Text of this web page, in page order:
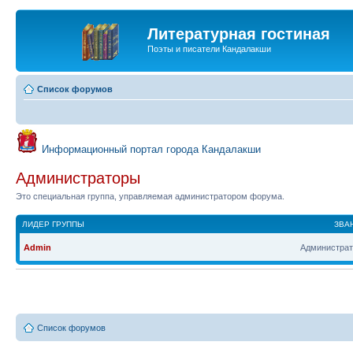
Литературная гостиная
Поэты и писатели Кандалакши
Список форумов
Информационный портал города Кандалакши
Администраторы
Это специальная группа, управляемая администратором форума.
ЛИДЕР ГРУППЫ
Admin
Список форумов